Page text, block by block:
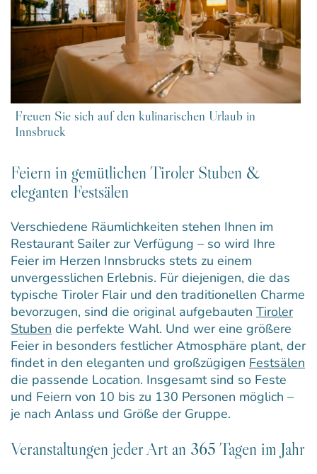
Freuen Sie sich auf den kulinarischen Urlaub in
Innsbruck
Feiern in gemütlichen Tiroler Stuben &
eleganten Festsälen
Verschiedene Räumlichkeiten stehen Ihnen im
Restaurant Sailer zur Verfügung – so wird Ihre
Feier im Herzen Innsbrucks stets zu einem
unvergesslichen Erlebnis. Für diejenigen, die das
typische Tiroler Flair und den traditionellen Charme
bevorzugen, sind die original aufgebauten Tiroler
Stuben die perfekte Wahl. Und wer eine größere
Feier in besonders festlicher Atmosphäre plant, der
findet in den eleganten und großzügigen Festsälen
die passende Location. Insgesamt sind so Feste
und Feiern von 10 bis zu 130 Personen möglich –
je nach Anlass und Größe der Gruppe.
Veranstaltungen jeder Art an 365 Tagen im Jahr